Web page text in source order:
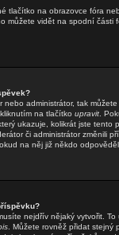
tlačítko na obrazovce fóra
můžete vidět na spodní části
administrátor, tak
na tlačítko upravit .
ukazuje, kolikrát jste
či administrátor změnili
na něj již někdo
nejdřív nějaký vytvořit.
. Můžete rovněž přidat